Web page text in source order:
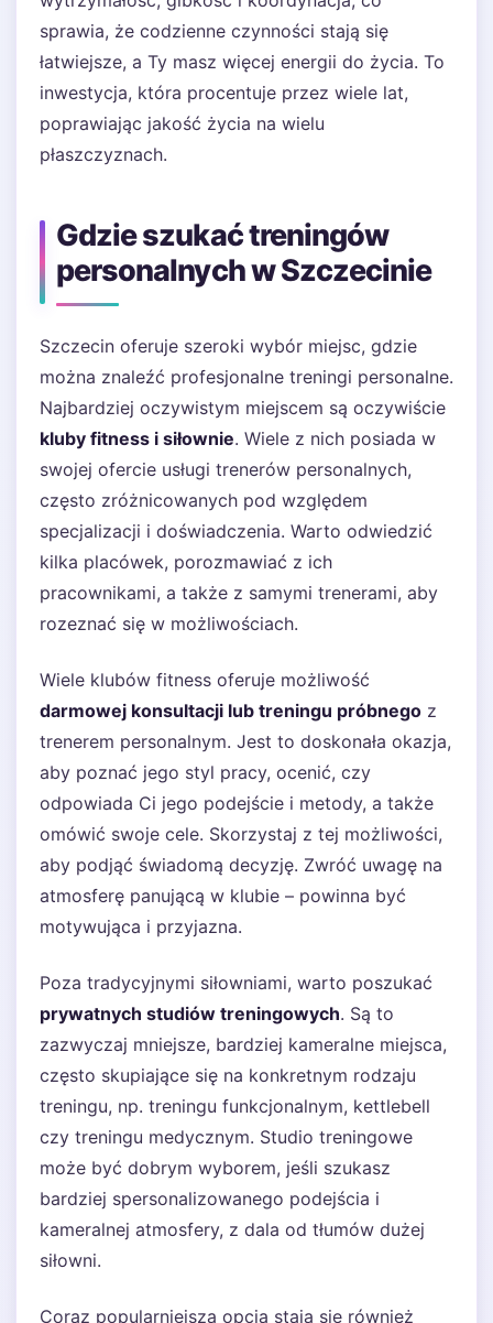
sprawia, że codzienne czynności stają się
łatwiejsze, a Ty masz więcej energii do życia. To
inwestycja, która procentuje przez wiele lat,
poprawiając jakość życia na wielu
płaszczyznach.
Gdzie szukać treningów
personalnych w Szczecinie
Szczecin oferuje szeroki wybór miejsc, gdzie
można znaleźć profesjonalne treningi personalne.
Najbardziej oczywistym miejscem są oczywiście
kluby fitness i siłownie. Wiele z nich posiada w
swojej ofercie usługi trenerów personalnych,
często zróżnicowanych pod względem
specjalizacji i doświadczenia. Warto odwiedzić
kilka placówek, porozmawiać z ich
pracownikami, a także z samymi trenerami, aby
rozeznać się w możliwościach.
Wiele klubów fitness oferuje możliwość
darmowej konsultacji lub treningu próbnego z
trenerem personalnym. Jest to doskonała okazja,
aby poznać jego styl pracy, ocenić, czy
odpowiada Ci jego podejście i metody, a także
omówić swoje cele. Skorzystaj z tej możliwości,
aby podjąć świadomą decyzję. Zwróć uwagę na
atmosferę panującą w klubie – powinna być
motywująca i przyjazna.
Poza tradycyjnymi siłowniami, warto poszukać
prywatnych studiów treningowych. Są to
zazwyczaj mniejsze, bardziej kameralne miejsca,
często skupiające się na konkretnym rodzaju
treningu, np. treningu funkcjonalnym, kettlebell
czy treningu medycznym. Studio treningowe
może być dobrym wyborem, jeśli szukasz
bardziej spersonalizowanego podejścia i
kameralnej atmosfery, z dala od tłumów dużej
siłowni.
Coraz popularniejszą opcją stają się również